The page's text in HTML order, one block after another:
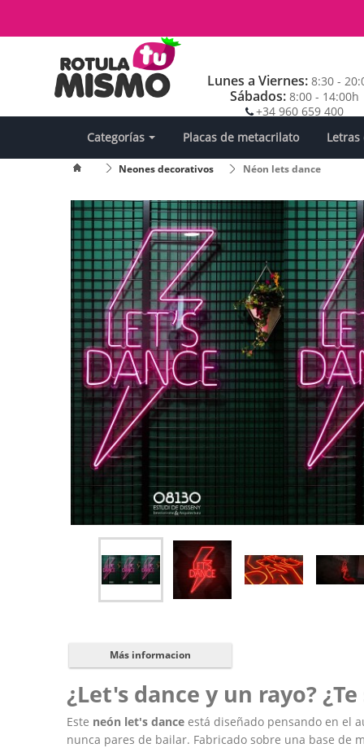
Lunes a Viernes:8:30 -
Sábados: 8:00 - 14:00h
+34 960 659 400
Categorías Placas de metacrilato Letras
Neones decorativos Néon lets dance
Más informacion
¿Let's dance y un rayo?
Este neón let's dance está diseñado pensando en el
nunca pares de bailar. Fabricado sobre una base de